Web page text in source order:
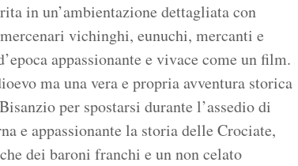
in un’ambientazione dettagliata con
vichinghi, eunuchi, mercanti e
appassionante e vivace come un film.
ma una vera e propria avventura storica
per spostarsi durante l’assedio di
e appassionante la storia delle Crociate,
dei baroni franchi e un non celato